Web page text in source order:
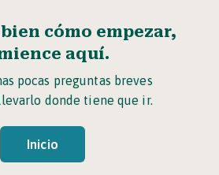
cómo empezar,
aquí.
pocas preguntas breves
donde tiene que ir.
Inicio